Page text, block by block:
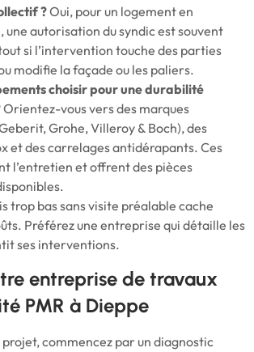
?Oui, pour un logement en
autorisation du syndic est souvent
si l’intervention touche des parties
modifie la façade ou les paliers.
choisir pour une durabilité
Orientez-vous vers des marques
Grohe, Villeroy & Boch), des
et des carrelages antidérapants. Ces
l’entretien et offrent des pièces
trop bas sans visite préalable cache
Préférez une entreprise qui détaille les
ses interventions.
entreprise de travaux
PMR à Dieppe
commencez par un diagnostic